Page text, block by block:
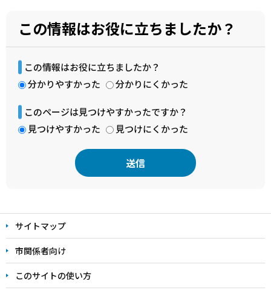
この情報はお役に立ちましたか？
この情報はお役に立ちましたか？
分かりやすかった
分かりにくかった
このページは見つけやすかったですか？
見つけやすかった
見つけにくかった
文
こ
こ
ま
で
サイトマップ
市関係者向け
このサイトの使い方